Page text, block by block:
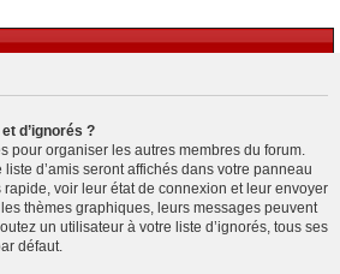
d’ignorés ?
pour organiser les autres membres du forum.
d’amis seront affichés dans votre panneau
rapide, voir leur état de connexion et leur envoyer
thèmes graphiques, leurs messages peuvent
un utilisateur à votre liste d’ignorés, tous ses
défaut.